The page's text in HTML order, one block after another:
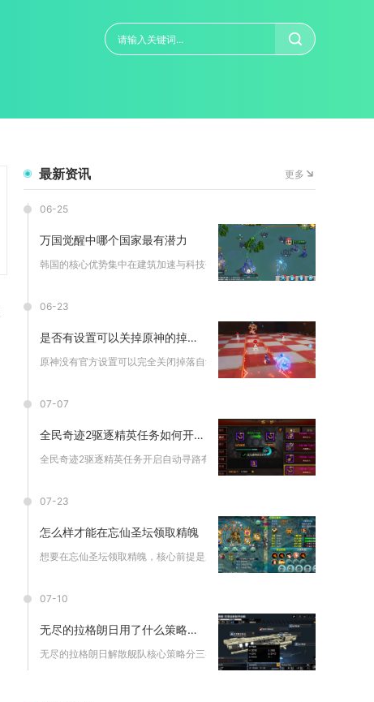
最新资讯 更多
06-25
万国觉醒中哪个国家最有潜力
韩国的核心优势集中在建筑加速与科技研发效率上，这两项属性贯穿...
06-23
是否有设置可以关掉原神的掉落自动拾取
原神没有官方设置可以完全关闭掉落自动拾取，仅能关闭“自动拾取...
07-07
全民奇迹2驱逐精英任务如何开启自动寻路
全民奇迹2驱逐精英任务开启自动寻路有两种稳定可用的操作路径，...
07-23
怎么样才能在忘仙圣坛领取精魄
想要在忘仙圣坛领取精魄，核心前提是加入等级达到五级及以上的活...
07-10
无尽的拉格朗日用了什么策略解散舰队
无尽的拉格朗日解散舰队核心策略分三类：常规编队解散、舰船退役...